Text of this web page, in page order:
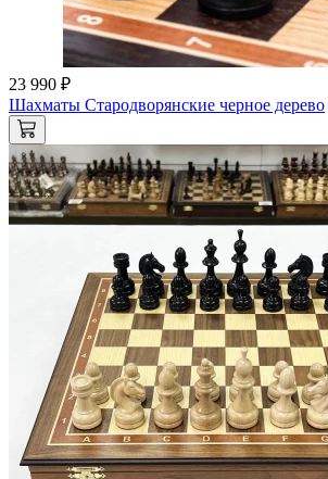
23 990 ₽
Шахматы Стародворянские черное дерево